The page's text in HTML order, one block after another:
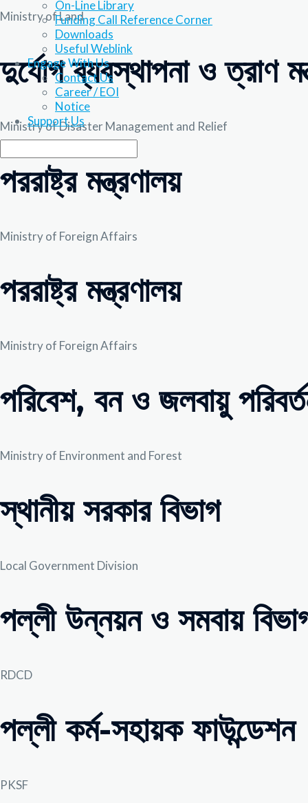
On-Line Library
Funding Call Reference Corner
Downloads
Useful Weblink
Engage With Us
Contact Us
Career / EOI
Notice
Support Us
Ministry of Land
দুর্যোগ ব্যবস্থাপনা ও ত্রাণ
Ministry of Disaster Management and Relief
পররাষ্ট্র মন্ত্রণালয়
Ministry of Foreign Affairs
পররাষ্ট্র মন্ত্রণালয়
Ministry of Foreign Affairs
পরিবেশ, বন ও জলবায়ু
Ministry of Environment and Forest
স্থানীয় সরকার বিভাগ
Local Government Division
পল্লী উন্নয়ন ও সমবায়
RDCD
পল্লী কর্ম-সহায়ক ফাউন্ডেশন
PKSF